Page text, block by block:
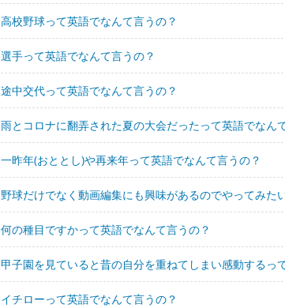
高校野球って英語でなんて言うの？
選手って英語でなんて言うの？
途中交代って英語でなんて言うの？
雨とコロナに翻弄された夏の大会だったって英語でなん
一昨年(おととし)や再来年って英語でなんて言うの？
野球だけでなく動画編集にも興味があるのでやってみた
何の種目ですかって英語でなんて言うの？
甲子園を見ていると昔の自分を重ねてしまい感動するっ
イチローって英語でなんて言うの？